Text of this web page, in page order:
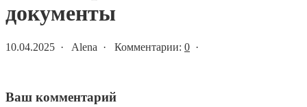
документы
10.04.2025 · Alena · Комментарии: 0 ·
Ваш комментарий